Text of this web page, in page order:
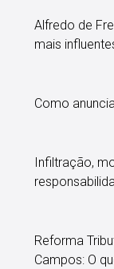
Alfredo de
mais
Como
Infiltração,
Reforma
Campos: O